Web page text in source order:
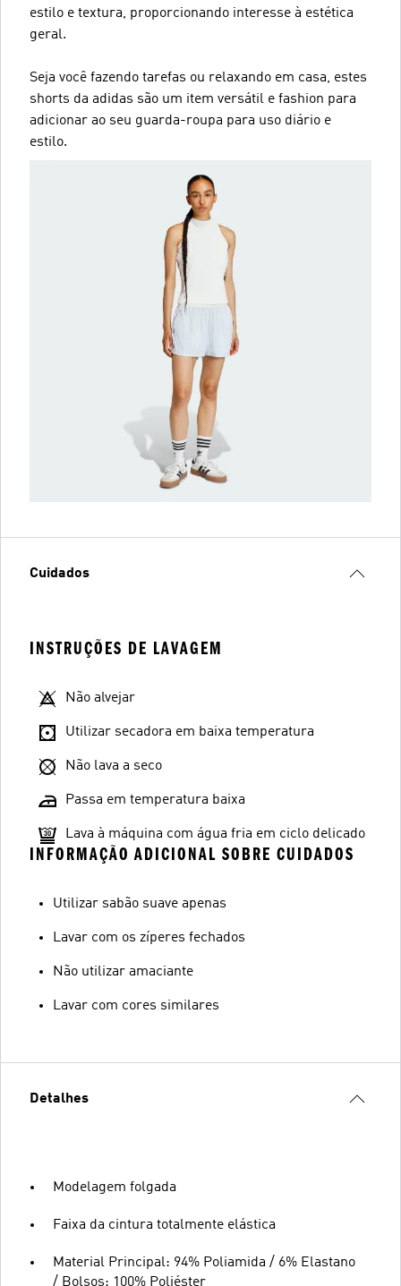
estilo e textura, proporcionando interesse à estética
geral.
Seja você fazendo tarefas ou relaxando em casa, estes
shorts da adidas são um item versátil e fashion para
adicionar ao seu guarda-roupa para uso diário e
estilo.
Cuidados
INSTRUÇÕES DE LAVAGEM
Não alvejar
Utilizar secadora em baixa temperatura
Não lava a seco
Passa em temperatura baixa
Lava à máquina com água fria em ciclo delicado
INFORMAÇÃO ADICIONAL SOBRE CUIDADOS
Utilizar sabão suave apenas
Lavar com os zíperes fechados
Não utilizar amaciante
Lavar com cores similares
Detalhes
Modelagem folgada
Faixa da cintura totalmente elástica
Material Principal: 94% Poliamida / 6% Elastano
/ Bolsos: 100% Poliéster